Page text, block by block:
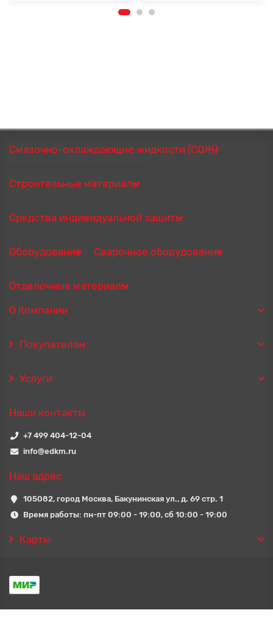
Смазочно-охлаждающие жидкости (СОЖ)
Строительные материалы
Средства индивидуальной защиты
Оборудование Сварочное оборудование
Отделочные материалы
О Компании
Покупателям
Услуги
Наши контакты
+7 499 404-12-04
info@edkm.ru
Наш адрес
105082, город Москва, Бакунинская ул., д. 69 стр. 1
Время работы: пн-пт 09:00 - 19:00, сб 10:00 - 19:00
Карты